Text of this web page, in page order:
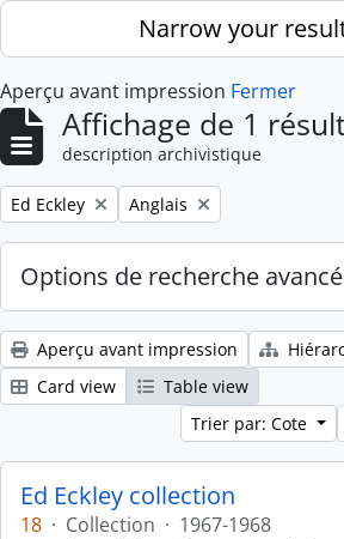
Skip to main contentNarrow your
Aperçu avant impression Fermer
Affichage de 1
description archivistique
Remove filter:
Ed Eckley Remove filter:
Anglais
Options de recherche
Aperçu avant impression
Card view
Table view
Trier par: Cote
Ed Eckley collection
18 · Collection · 1967-1968